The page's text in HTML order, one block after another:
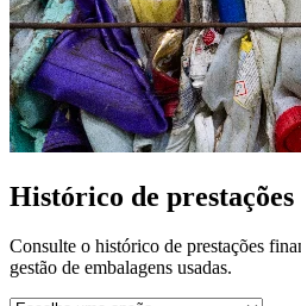
Histórico de prestações
Consulte o histórico de prestações
gestão de embalagens usadas.